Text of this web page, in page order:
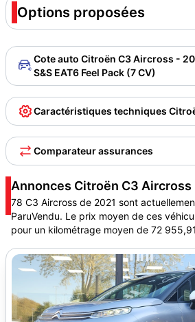
Options proposées
Cote auto Citroën C3 Aircross -
S&S EAT6 Feel Pack (7 CV)
Caractéristiques techniques
Comparateur assurances
Annonces Citroën C3 Aircross
78 C3 Aircross de 2021 sont
ParuVendu. Le prix moyen de ces
pour un kilométrage moyen de 72